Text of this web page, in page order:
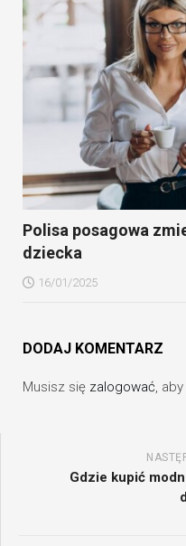
Polisa posagowa
dziecka
16/01/2025
DODAJ KOMENTARZ
Musisz się zalogować,
Gdzie kupić